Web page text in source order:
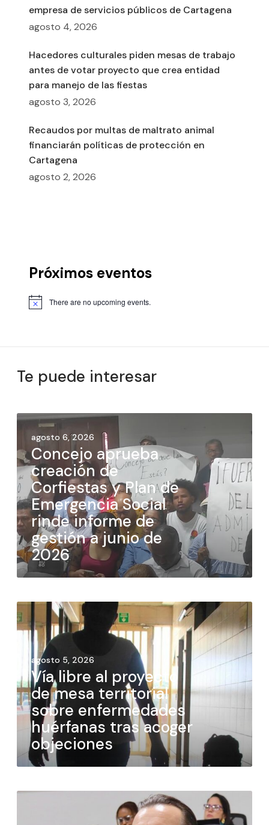
empresa de servicios públicos de Cartagena
agosto 4, 2026
Hacedores culturales piden mesas de trabajo
antes de votar proyecto que crea entidad
para manejo de las fiestas
agosto 3, 2026
Recaudos por multas de maltrato animal
financiarán políticas de protección en
Cartagena
agosto 2, 2026
Próximos eventos
There are no upcoming events.
Te puede interesar
agosto 6, 2026
Concejo aprueba
creación de
Corfiestas y Plan de
Emergencia Social
rinde informe de
gestión a junio de
2026
agosto 5, 2026
Vía libre al proyecto
de mesa territorial
sobre enfermedades
huérfanas tras acoger
objeciones